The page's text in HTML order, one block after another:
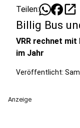
Teilen: open_in_new
Billig Bus
VRR rechnet mit
im Jahr
Veröffentlicht:
Anzeige